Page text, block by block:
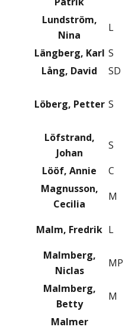
Lundström,
Nina
L
Längberg, Karl S
Lång, David
SD
Löberg, Petter S
Löfstrand,
Johan
S
Lööf, Annie
C
Magnusson,
Cecilia
M
Malm, Fredrik L
Malmberg,
Niclas
MP
Malmberg,
Betty
M
Malmer